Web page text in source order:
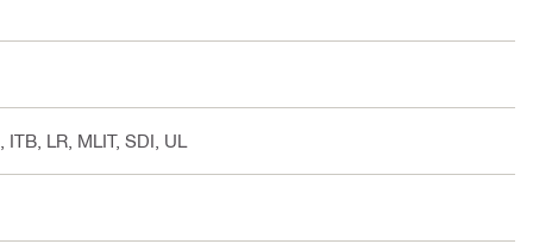
ITB, LR, MLIT, SDI, UL